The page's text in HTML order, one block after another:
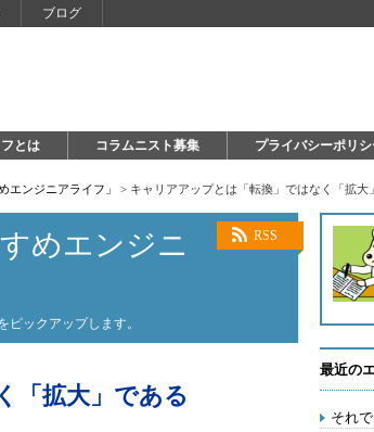
ブログ
とは コラムニスト募集 プライバシーポリ
エンジニアライフ」 > キャリアアップとは「転換」ではなく「拡大
RSS
めエンジニ
ックアップします。
「拡大」である
最近の
それ